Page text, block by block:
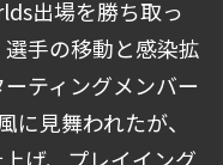
出場を勝ち取っ
手の移動と感染拡
ティングメンバー
見舞われたが、